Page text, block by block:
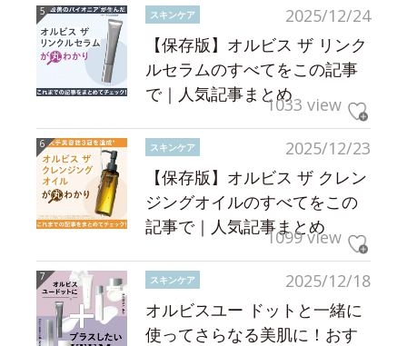
2025/12/24
スキンケア
【保存版】オルビス ザ リンク
ルセラムのすべてをこの記事
で｜人気記事まとめ1033 view
2025/12/23
スキンケア
【保存版】オルビス ザ クレン
ジングオイルのすべてをこの
記事で｜人気記事まとめ
1099 view
2025/12/18
スキンケア
オルビスユー ドットと一緒に
使ってさらなる美肌に！おす